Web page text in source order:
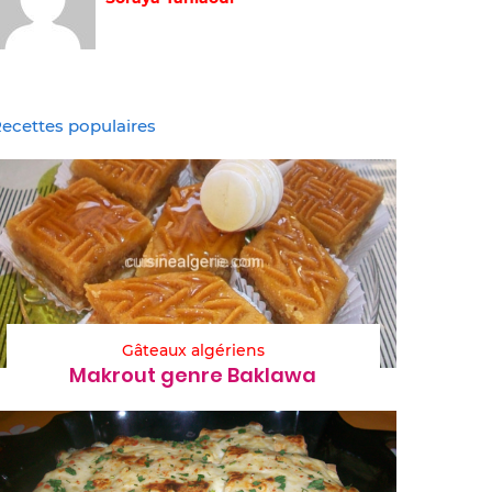
populaires
Gâteaux algériens
Makrout genre Baklawa